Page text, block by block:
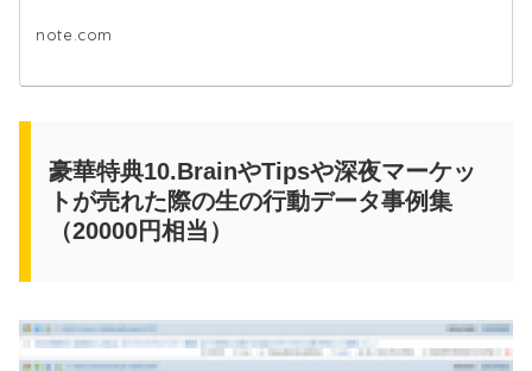
note.com
豪華特典10.BrainやTipsや深夜マーケッ
トが売れた際の生の行動データ事例集
（20000円相当）